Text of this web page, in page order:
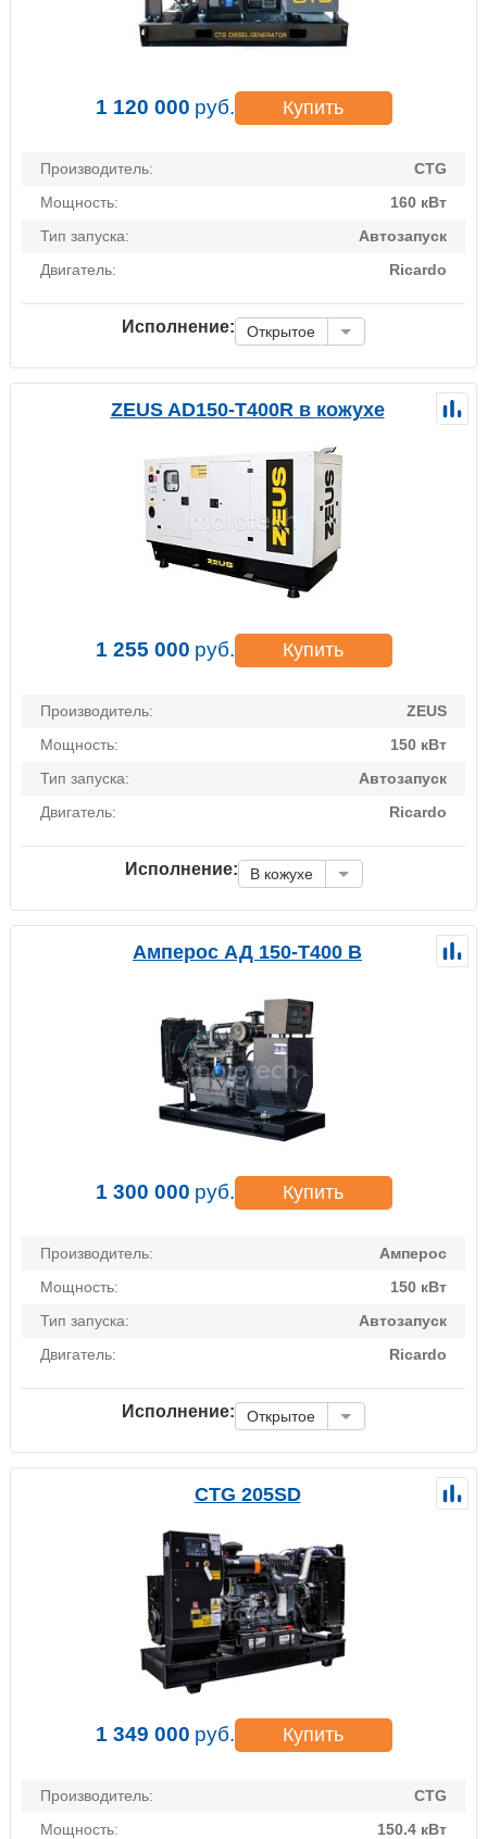
1 120 000 руб. Купить
Производитель:
CTG
Мощность:
160 кВт
Тип запуска:
Автозапуск
Двигатель:
Ricardo
Исполнение: Открытое
ZEUS AD150-T400R в кожухе
1 255 000 руб. Купить
Производитель:
ZEUS
Мощность:
150 кВт
Тип запуска:
Автозапуск
Двигатель:
Ricardo
Исполнение: В кожухе
Амперос АД 150-Т400 B
1 300 000 руб. Купить
Производитель:
Амперос
Мощность:
150 кВт
Тип запуска:
Автозапуск
Двигатель:
Ricardo
Исполнение: Открытое
CTG 205SD
1 349 000 руб. Купить
Производитель:
CTG
Мощность:
150.4 кВт